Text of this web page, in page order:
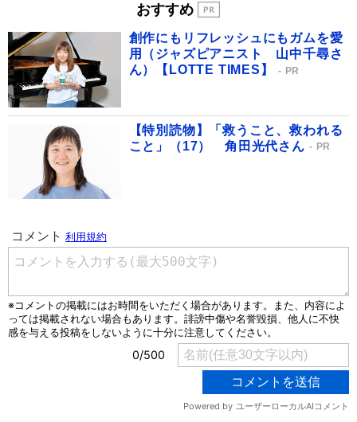
おすすめ
創作にもリフレッシュにもガムを愛
用（ジャズピアニスト 山中千尋さ
ん）【LOTTE TIMES】
PR
【特別読物】「救うこと、救われる
こと」（17） 角田光代さん
PR